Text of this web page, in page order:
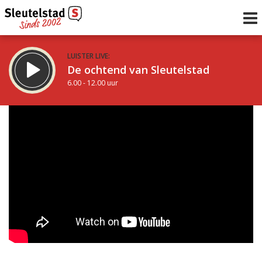
LUISTER LIVE:
De ochtend van Sleutelstad
6.00 - 12.00 uur